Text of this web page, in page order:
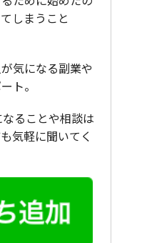
しまうこと
気になる副業や
ト。
ることや相談は
気軽に聞いてく